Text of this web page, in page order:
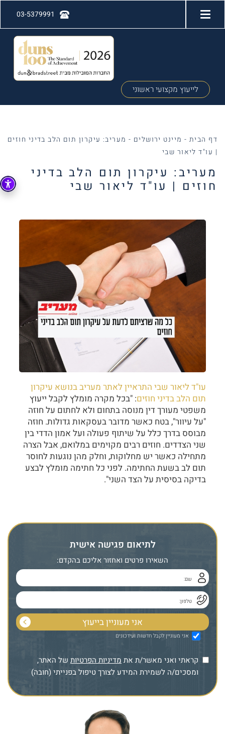
03-5379991
לייעוץ מקצועי ראשוני
דף הבית - מיינט ירושלים - מעריב: עיקרון תום הלב בדיני חוזים
| עו"ד ליאור שבי
מעריב: עיקרון תום הלב בדיני
חוזים | עו"ד ליאור שבי
עו"ד ליאור שבי התראיין לאתר מעריב בנושא עיקרון
תום הלב בדיני חוזים: "בכל מקרה מומלץ לקבל ייעוץ
משפטי מעורך דין מנוסה בתחום ולא לחתום על חוזה
"על עיוור", בטח כאשר מדובר בעסקאות גדולות. חוזה
מבוסס בדרך כלל על שיתוף פעולה ועל אמון הדדי בין
שני הצדדים. חוזים רבים מקוימים במלואם, אבל הצרה
מתחילה כאשר יש מחלוקות, וחלק מהן נוגעות לחוסר
תום לב בשעת החתימה. לפני כל חתימה מומלץ לבצע
בדיקה בסיסית על הצד השני".
לתיאום פגישה אישית
השאירו פרטים ואחזור אליכם בהקדם:
אני מעוניין לקבל חדשות ועידכונים
קראתי ואני מאשר/ת את מדיניות הפרטיות של האתר,
ומסכים/ה לשמירת המידע לצורך טיפול בפנייתי (חובה)